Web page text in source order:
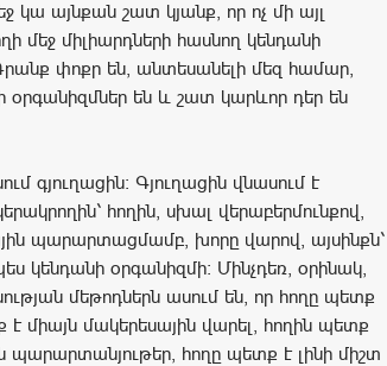
կա այնքան շատ կյանք, որ ոչ մի այլ
մեջ միլիարդների հասնող կենդանի
փոքր են, անտեսանելի մեզ համար,
օրգանիզմներ են և շատ կարևոր դեր են
գյուղացին։ Գյուղացին վնասում է
հողին, սխալ վերաբերմունքով,
պարարտացմամբ, խորը վարով, այսինքն՝
կենդանի օրգանիզմի։ Մինչդեռ, օրինակ,
մեթոդներն ասում են, որ հողը պետք
է միայն մակերեսային վարել, հողին պետք
հողը պետք է լինի միշտ